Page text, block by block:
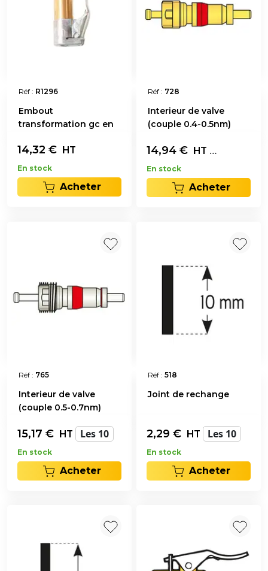
Réf : R1296
Embout
transformation gc en
14,32 € HT
En stock
Acheter
Réf : 728
Interieur de valve
(couple 0.4-0.5nm)
14,94 € HT Les 100
En stock
Acheter
Réf : 765
Interieur de valve
(couple 0.5-0.7nm)
15,17 € HT Les 10
En stock
Acheter
Réf : 518
Joint de rechange
2,29 € HT Les 10
En stock
Acheter